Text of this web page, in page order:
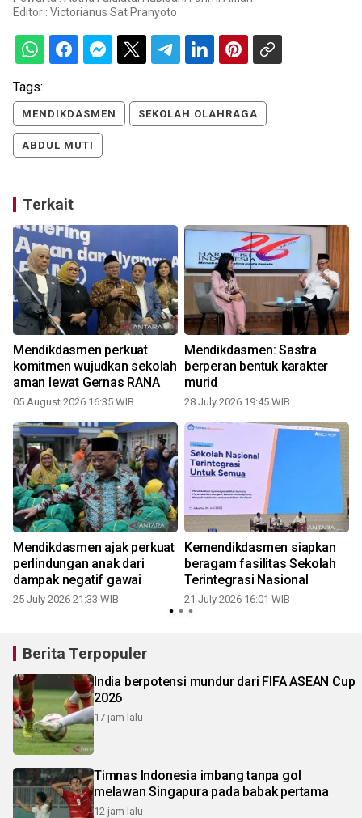
Editor : Victorianus Sat Pranyoto
Tags:
MENDIKDASMEN SEKOLAH OLAHRAGA
ABDUL MUTI
Terkait
Mendikdasmen perkuat
komitmen wujudkan sekolah
aman lewat Gernas RANA
05 August 2026 16:35 WIB
Mendikdasmen: Sastra
berperan bentuk karakter
murid
28 July 2026 19:45 WIB
Mendikdasmen ajak perkuat
perlindungan anak dari
dampak negatif gawai
25 July 2026 21:33 WIB
Kemendikdasmen siapkan
beragam fasilitas Sekolah
Terintegrasi Nasional
21 July 2026 16:01 WIB
Berita Terpopuler
India berpotensi mundur dari FIFA ASEAN Cup
2026
17 jam lalu
Timnas Indonesia imbang tanpa gol
melawan Singapura pada babak pertama
12 jam lalu